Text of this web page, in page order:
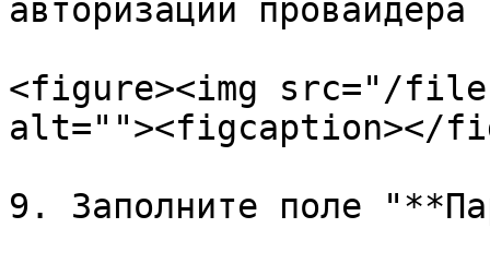
авторизации провайдера
<figure><img src="/files/
alt=""><figcaption></
9. Заполните поле